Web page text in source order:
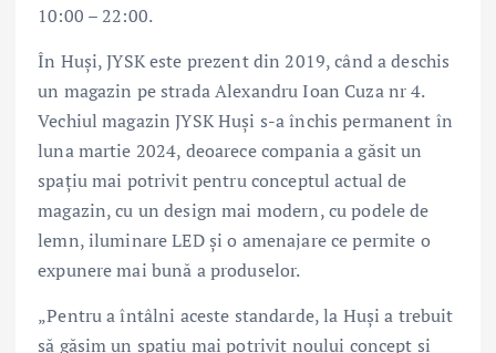
10:00 – 22:00.
În Huși, JYSK este prezent din 2019, când a deschis
un magazin pe strada Alexandru Ioan Cuza nr 4.
Vechiul magazin JYSK Huși s-a închis permanent în
luna martie 2024, deoarece compania a găsit un
spațiu mai potrivit pentru conceptul actual de
magazin, cu un design mai modern, cu podele de
lemn, iluminare LED și o amenajare ce permite o
expunere mai bună a produselor.
„Pentru a întâlni aceste standarde, la Huși a trebuit
să găsim un spațiu mai potrivit noului concept și